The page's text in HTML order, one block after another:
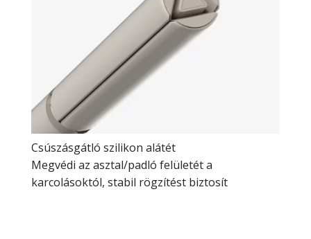
Csúszásgátló szilikon alátét
Megvédi az asztal/padló felületét a
karcolásoktól, stabil rögzítést biztosít